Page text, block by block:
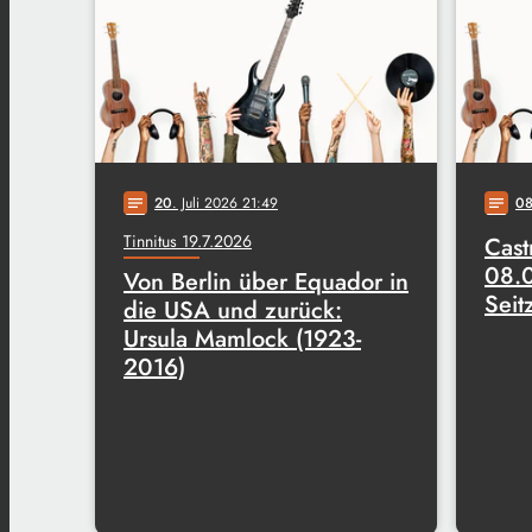
notes 20. Juli 2026 21:49
Tinnitus 19.7.2026
Von Berlin über Equador in
die USA und zurück:
Ursula Mamlock (1923-
2016)
notes 08